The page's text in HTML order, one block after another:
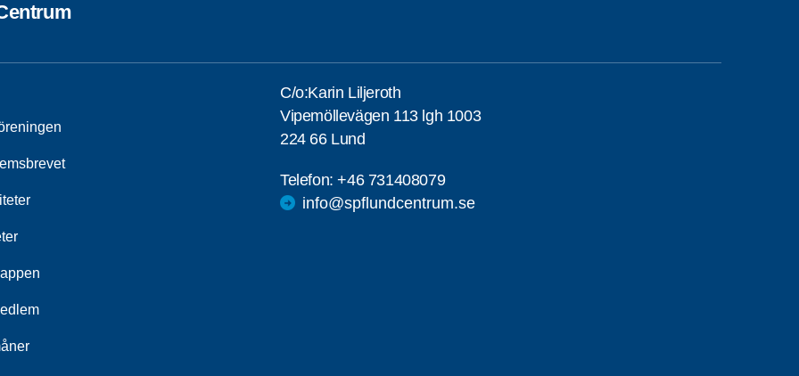
C/o:Karin Liljeroth
Vipemöllevägen 113 lgh 1003
224 66 Lund
Telefon:+46 731408079
info@spflundcentrum.se